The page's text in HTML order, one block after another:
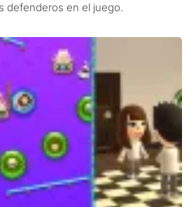
defenderos en el juego.